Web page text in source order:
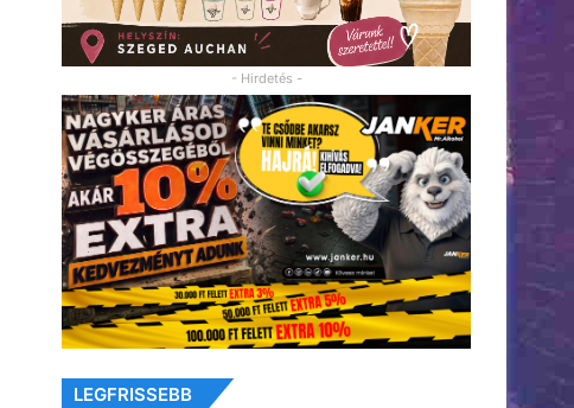
- Hirdetés -
LEGFRISSEBB